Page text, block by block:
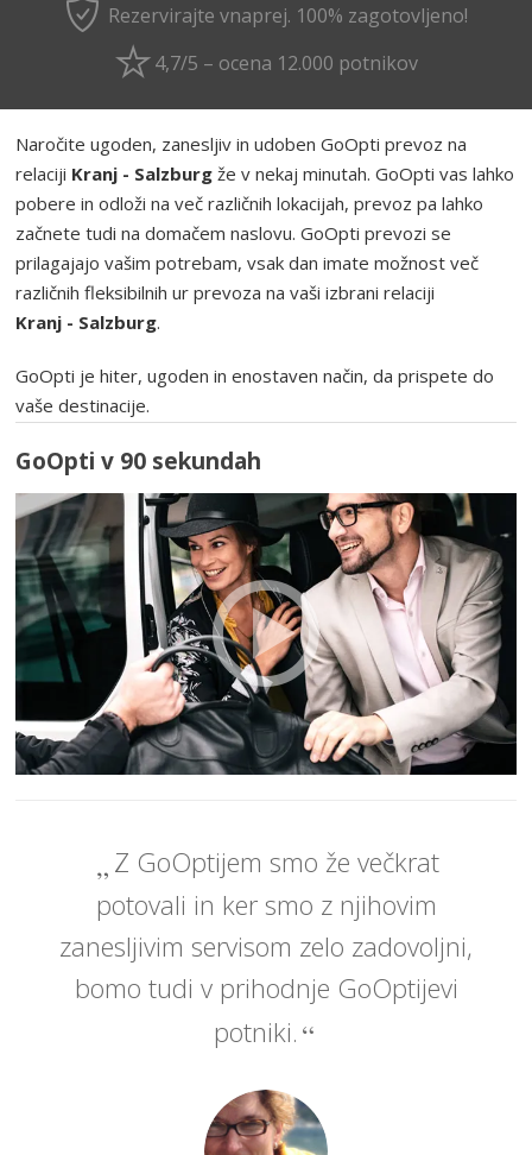
Rezervirajte vnaprej. 100% zagotovljeno!
4,7/5 – ocena 12.000 potnikov
Naročite ugoden, zanesljiv in udoben GoOpti prevoz na
relaciji Kranj - Salzburg že v nekaj minutah. GoOpti vas lahko
pobere in odloži na več različnih lokacijah, prevoz pa lahko
začnete tudi na domačem naslovu. GoOpti prevozi se
prilagajajo vašim potrebam, vsak dan imate možnost več
različnih fleksibilnih ur prevoza na vaši izbrani relaciji
Kranj - Salzburg.
GoOpti je hiter, ugoden in enostaven način, da prispete do
vaše destinacije.
GoOpti v 90 sekundah
Z GoOptijem smo že večkrat
potovali in ker smo z njihovim
zanesljivim servisom zelo zadovoljni,
bomo tudi v prihodnje GoOptijevi
potniki.